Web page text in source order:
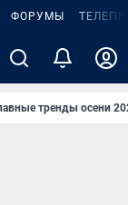
ФОРУМЫ
тренды осени